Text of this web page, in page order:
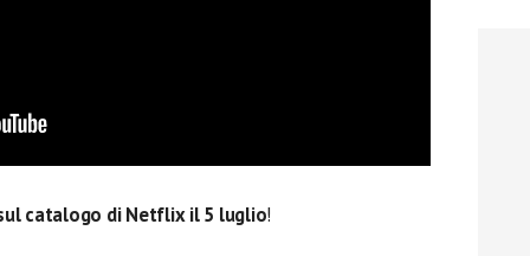
catalogo di Netflix il 5 luglio!